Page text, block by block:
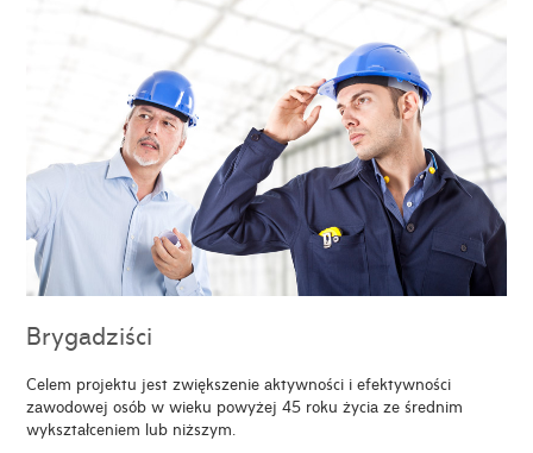
Brygadziści
Celem projektu jest zwiększenie aktywności i efektywności
zawodowej osób w wieku powyżej 45 roku życia ze średnim
wykształceniem lub niższym.